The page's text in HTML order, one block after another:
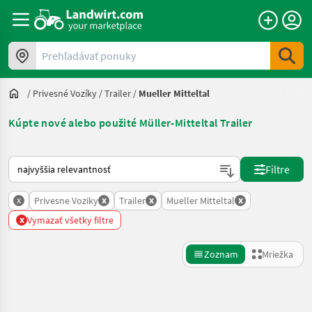
Prehľadávať ponuky
/ Privesné Vozíky /Trailer / Mueller Mitteltal
Kúpte nové alebo použité Müller-Mitteltal Trailer
Takto sa vykonáva triedenie na Landwirt.com
Filtre
x Privesne Voziky x Trailer x Mueller Mitteltal x
x Vymazať všetky filtre
Zoznam Mriežka